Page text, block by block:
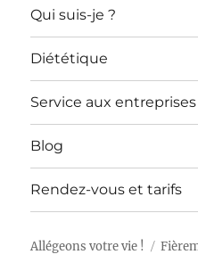
Qui suis-je ?
Diététique
Service aux entreprises
Blog
Rendez-vous et tarifs
Allégeons votre vie !